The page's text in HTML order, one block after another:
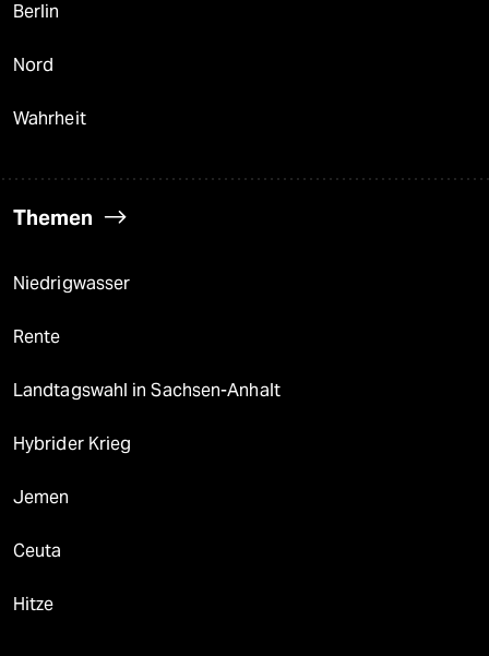
Berlin
Nord
Wahrheit
Themen
Niedrigwasser
Rente
Landtagswahl in Sachsen-Anhalt
Hybrider Krieg
Jemen
Ceuta
Hitze